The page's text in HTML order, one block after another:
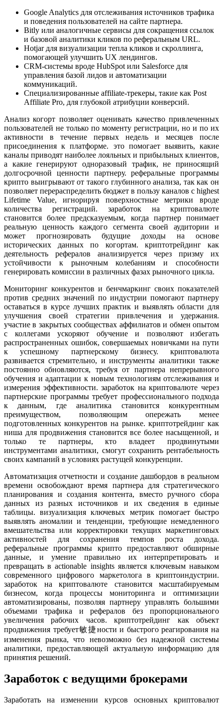
Google Analytics для отслеживания источников трафика
и поведения пользователей на сайте партнера.
Bitly или аналогичные сервисы для сокращения ссылок
и базовой аналитики кликов по реферальным URL.
Hotjar для визуализации тепла кликов и скроллинга,
помогающей улучшить UX лендингов.
CRM-системы вроде HubSpot или Salesforce для
управления базой лидов и автоматизации
коммуникаций.
Специализированные affiliate-трекеры, такие как Post
Affiliate Pro, для глубокой атрибуции конверсий.
Анализ когорт позволяет оценивать качество привлеченных
пользователей не только по моменту регистрации, но и по их
активности в течение первых недель и месяцев после
присоединения к платформе. это помогает выявить, какие
каналы приводят наиболее лояльных и прибыльных клиентов,
а какие генерируют одноразовый трафик, не приносящий
долгосрочной ценности партнеру. реферальные программы
крипто выигрывают от такого глубинного анализа, так как он
позволяет перераспределить бюджет в пользу каналов с highest
Lifetime Value, игнорируя поверхностные метрики вроде
количества регистраций. заработок на криптовалюте
становится более предсказуемым, когда партнер понимает
реальную ценность каждого сегмента своей аудитории и
может прогнозировать будущие доходы на основе
исторических данных по когортам. криптотрейдинг как
деятельность рефералов анализируется через призму их
устойчивости к рыночным колебаниям и способности
генерировать комиссии в различных фазах рыночного цикла.
Мониторинг конкурентов и бенчмаркинг своих показателей
против средних значений по индустрии помогают партнеру
оставаться в курсе лучших практик и выявлять области для
улучшения своей стратегии привлечения и удержания.
участие в закрытых сообществах аффилиатов и обмен опытом
с коллегами ускоряют обучение и позволяют избегать
распространенных ошибок, совершаемых новичками на пути
к успешному партнерскому бизнесу. криптовалютa
развивается стремительно, и инструменты аналитики также
постоянно обновляются, требуя от партнера непрерывного
обучения и адаптации к новым технологиям отслеживания и
измерения эффективности. заработок на криптовалюте через
партнерские программы требует профессионального подхода
к данным, где аналитика становится конкурентным
преимуществом, позволяющим опережать менее
подготовленных конкурентов на рынке. криптотрейдинг как
ниша для продвижения становится все более насыщенной, и
только те партнеры, кто владеет продвинутыми
инструментами аналитики, смогут сохранить рентабельность
своих кампаний в условиях растущей конкуренции.
Автоматизация отчетности и создание дашбордов в реальном
времени освобождают время партнера для стратегического
планирования и создания контента, вместо ручного сбора
данных из разных источников и их сведения в единые
таблицы. визуализация ключевых метрик помогает быстро
выявлять аномалии и тенденции, требующие немедленного
вмешательства или корректировки текущих маркетинговых
активностей для сохранения темпов роста дохода.
реферальные программы крипто предоставляют обширные
данные, и умение правильно их интерпретировать и
превращать в actionable insights является ключевым навыком
современного цифрового маркетолога в криптоиндустрии.
заработок на криптовалюте становится масштабируемым
бизнесом, когда процессы мониторинга и оптимизации
автоматизированы, позволяя партнеру управлять большими
объемами трафика и рефералов без пропорционального
увеличения рабочих часов. криптотрейдинг как объект
продвижения требует敏捷ности и быстрого реагирования на
изменения рынка, что невозможно без надежной системы
аналитики, предоставляющей актуальную информацию для
принятия решений.
Заработок с ведущими брокерами
Заработать на изменении курсов основных криптовалют